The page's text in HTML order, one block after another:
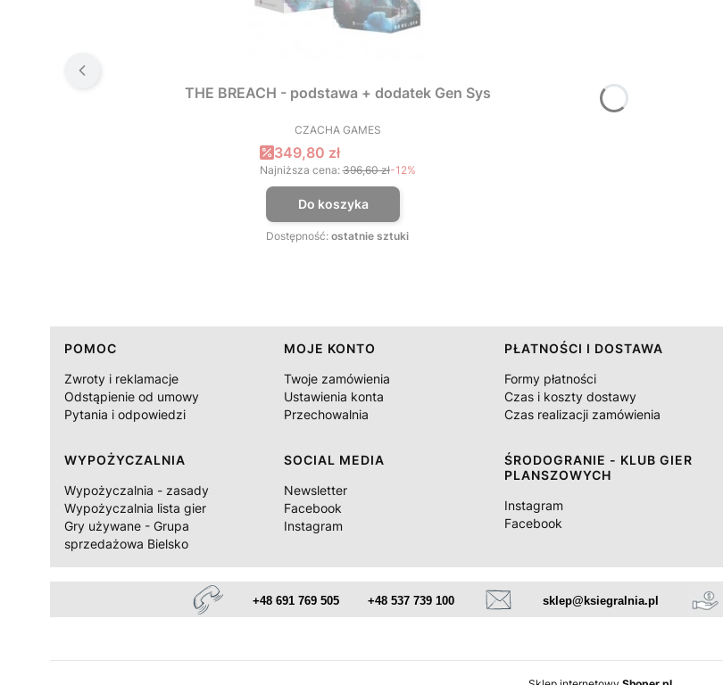
THE BREACH - podstawa + dodatek Gen Sys
PRODUCENT
CZACHA GAMES
Cena promocyjna
349,80 zł
Najniższa cena: 396,60 zł-12%
Do koszyka
Dostępność: ostatnie sztuki
Linki w stopce
POMOC
Zwroty i reklamacje
Odstąpienie od umowy
Pytania i odpowiedzi
MOJE KONTO
Twoje zamówienia
Ustawienia konta
Przechowalnia
PŁATNOŚCI I DOSTAWA
Formy płatności
Czas i koszty dostawy
Czas realizacji zamówienia
WYPOŻYCZALNIA
Wypożyczalnia - zasady
Wypożyczalnia lista gier
Gry używane - Grupa
sprzedażowa Bielsko
SOCIAL MEDIA
Newsletter
Facebook
Instagram
ŚRODOGRANIE - KLUB GIER
PLANSZOWYCH
Instagram
Facebook
+48 691 769 505 +48 537 739 100 sklep@ksiegralnia.pl